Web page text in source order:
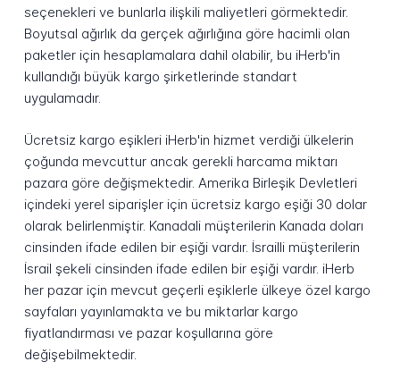
seçenekleri ve bunlarla ilişkili maliyetleri görmektedir.
Boyutsal ağırlık da gerçek ağırlığına göre hacimli olan
paketler için hesaplamalara dahil olabilir, bu iHerb'in
kullandığı büyük kargo şirketlerinde standart
uygulamadır.
Ücretsiz kargo eşikleri iHerb'in hizmet verdiği ülkelerin
çoğunda mevcuttur ancak gerekli harcama miktarı
pazara göre değişmektedir. Amerika Birleşik Devletleri
içindeki yerel siparişler için ücretsiz kargo eşiği 30 dolar
olarak belirlenmiştir. Kanadali müşterilerin Kanada doları
cinsinden ifade edilen bir eşiği vardır. İsrailli müşterilerin
İsrail şekeli cinsinden ifade edilen bir eşiği vardır. iHerb
her pazar için mevcut geçerli eşiklerle ülkeye özel kargo
sayfaları yayınlamakta ve bu miktarlar kargo
fiyatlandırması ve pazar koşullarına göre
değişebilmektedir.